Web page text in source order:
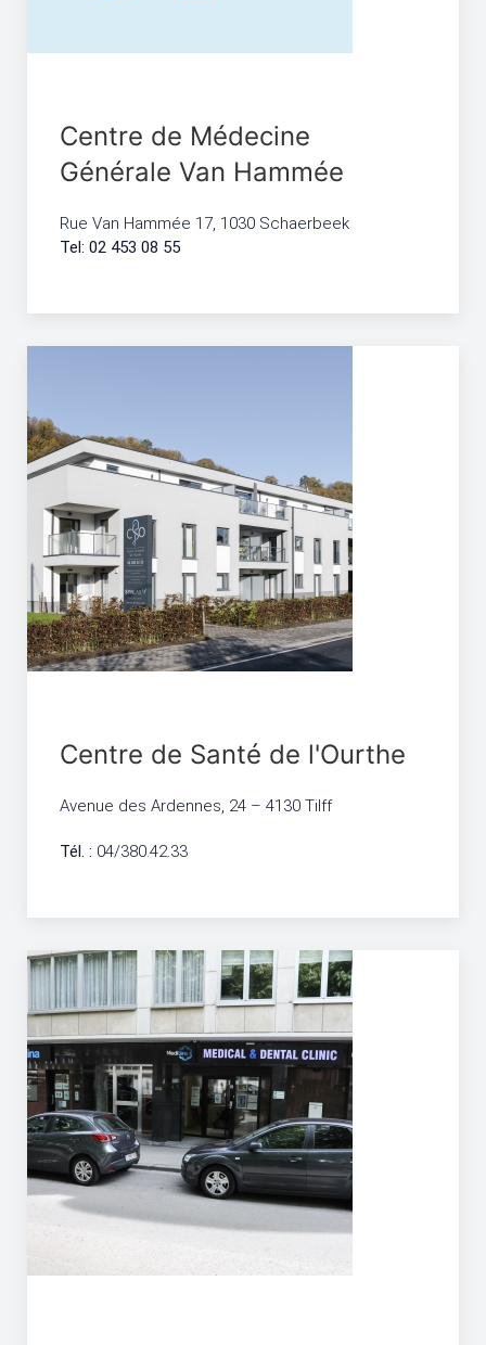
Centre de Médecine
Générale Van Hammée
Rue Van Hammée 17, 1030 Schaerbeek
Tel: 02 453 08 55
Centre de Santé de l'Ourthe
Avenue des Ardennes, 24 – 4130 Tilff
Tél. : 04/380.42.33